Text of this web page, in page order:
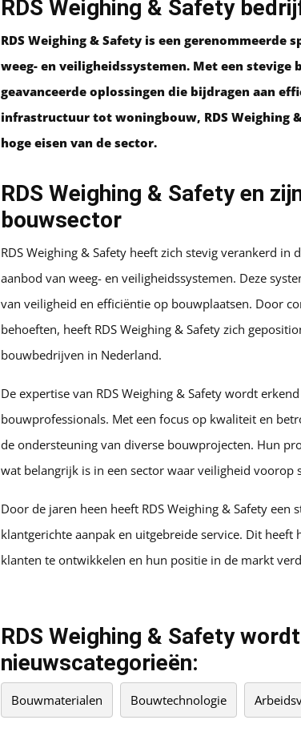
RDS Weighing & Safety
RDS Weighing & Safety is een gerenommeerde
weeg- en veiligheidssystemen. Met een
geavanceerde oplossingen die bijdragen aan
infrastructuur tot woningbouw, RDS Weighing
hoge eisen van de sector.
RDS Weighing & Safety en
bouwsector
RDS Weighing & Safety heeft zich stevig verankerd
aanbod van weeg- en veiligheidssystemen. Deze
van veiligheid en efficiëntie op bouwplaatsen. Door
behoeften, heeft RDS Weighing & Safety zich
bouwbedrijven in Nederland.
De expertise van RDS Weighing & Safety wordt
bouwprofessionals. Met een focus op kwaliteit en
de ondersteuning van diverse bouwprojecten. Hun
wat belangrijk is in een sector waar veiligheid voorop
Door de jaren heen heeft RDS Weighing & Safety
klantgerichte aanpak en uitgebreide service. Dit
klanten te ontwikkelen en hun positie in de markt
RDS Weighing & Safety
nieuwscategorieën:
Bouwmaterialen Bouwtechnologie